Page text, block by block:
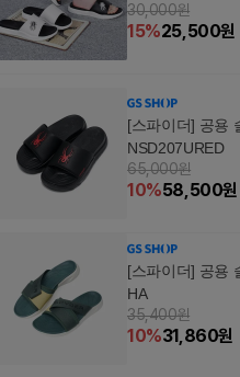
30,000원
15%25,500원
[스파이더] 공용
NSD207URED
65,000원
10%58,500원
[스파이더] 공용
HA
35,400원
10%31,860원